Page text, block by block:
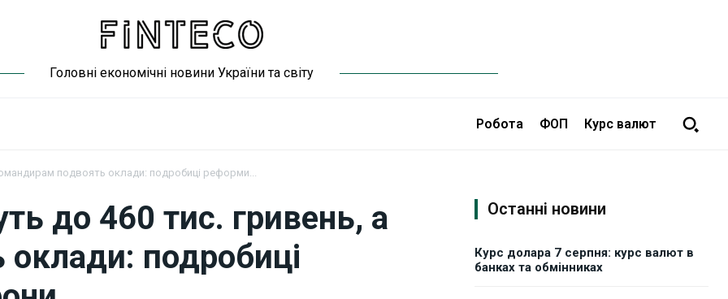
Головні економічні новини України та світу
Робота ФОП Курс валют
подвоять оклади: подробиці реформи...
до 460 тис. гривень, а
подробиці
Останні новини
Курс долара 7 серпня: курс валют в
банках та обмінниках